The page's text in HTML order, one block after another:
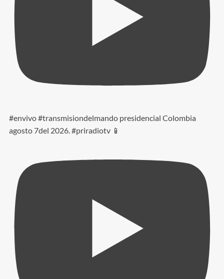
#envivo #transmisiondelmando presidencial Colombia
agosto 7del 2026. #priradiotv 📱